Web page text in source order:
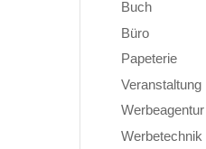
Buch
Büro
Papeterie
Veranstaltung
Werbeagentur
Werbetechnik